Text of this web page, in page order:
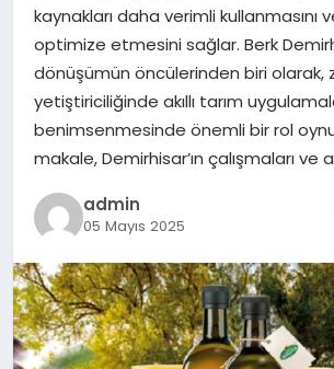
DÜNYA
EĞITIM
kaynakları daha verimli kullanmasını
optimize etmesini sağlar. Berk
dönüşümün öncülerinden biri olarak,
yetiştiriciliğinde akıllı tarım
benimsenmesinde önemli bir rol
makale, Demirhisar’ın çalışmaları ve
admin
05 Mayıs 2025